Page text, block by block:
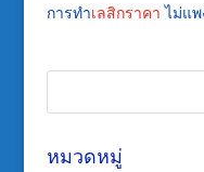
การทำเลสิกราคา ไม่แพ
หมวดหมู่